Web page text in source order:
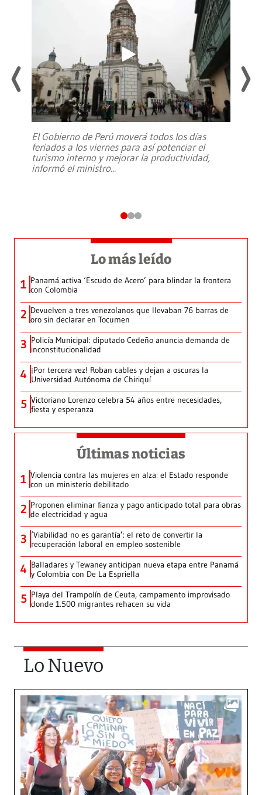
El Gobierno de Perú moverá todos los días
feriados a los viernes para así potenciar el
turismo interno y mejorar la productividad,
informó el ministro...
Lo más leído
1 Panamá activa ‘Escudo de Acero’ para blindar la frontera
con Colombia
2 Devuelven a tres venezolanos que llevaban 76 barras de
oro sin declarar en Tocumen
3 Policía Municipal: diputado Cedeño anuncia demanda de
inconstitucionalidad
4 ¡Por tercera vez! Roban cables y dejan a oscuras la
Universidad Autónoma de Chiriquí
5 Victoriano Lorenzo celebra 54 años entre necesidades,
fiesta y esperanza
Últimas noticias
1 Violencia contra las mujeres en alza: el Estado responde
con un ministerio debilitado
2 Proponen eliminar fianza y pago anticipado total para obras
de electricidad y agua
3 ‘Viabilidad no es garantía’: el reto de convertir la
recuperación laboral en empleo sostenible
4 Balladares y Tewaney anticipan nueva etapa entre Panamá
y Colombia con De La Espriella
5 Playa del Trampolín de Ceuta, campamento improvisado
donde 1.500 migrantes rehacen su vida
Lo Nuevo